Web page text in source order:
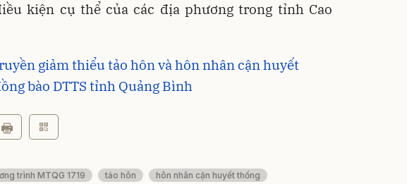
kiện cụ thể của các địa phương trong tỉnh Cao
giảm thiểu tảo hôn và hôn nhân cận huyết
bào DTTS tỉnh Quảng Bình
trình MTQG 1719 tảo hôn hôn nhân cận huyết thống